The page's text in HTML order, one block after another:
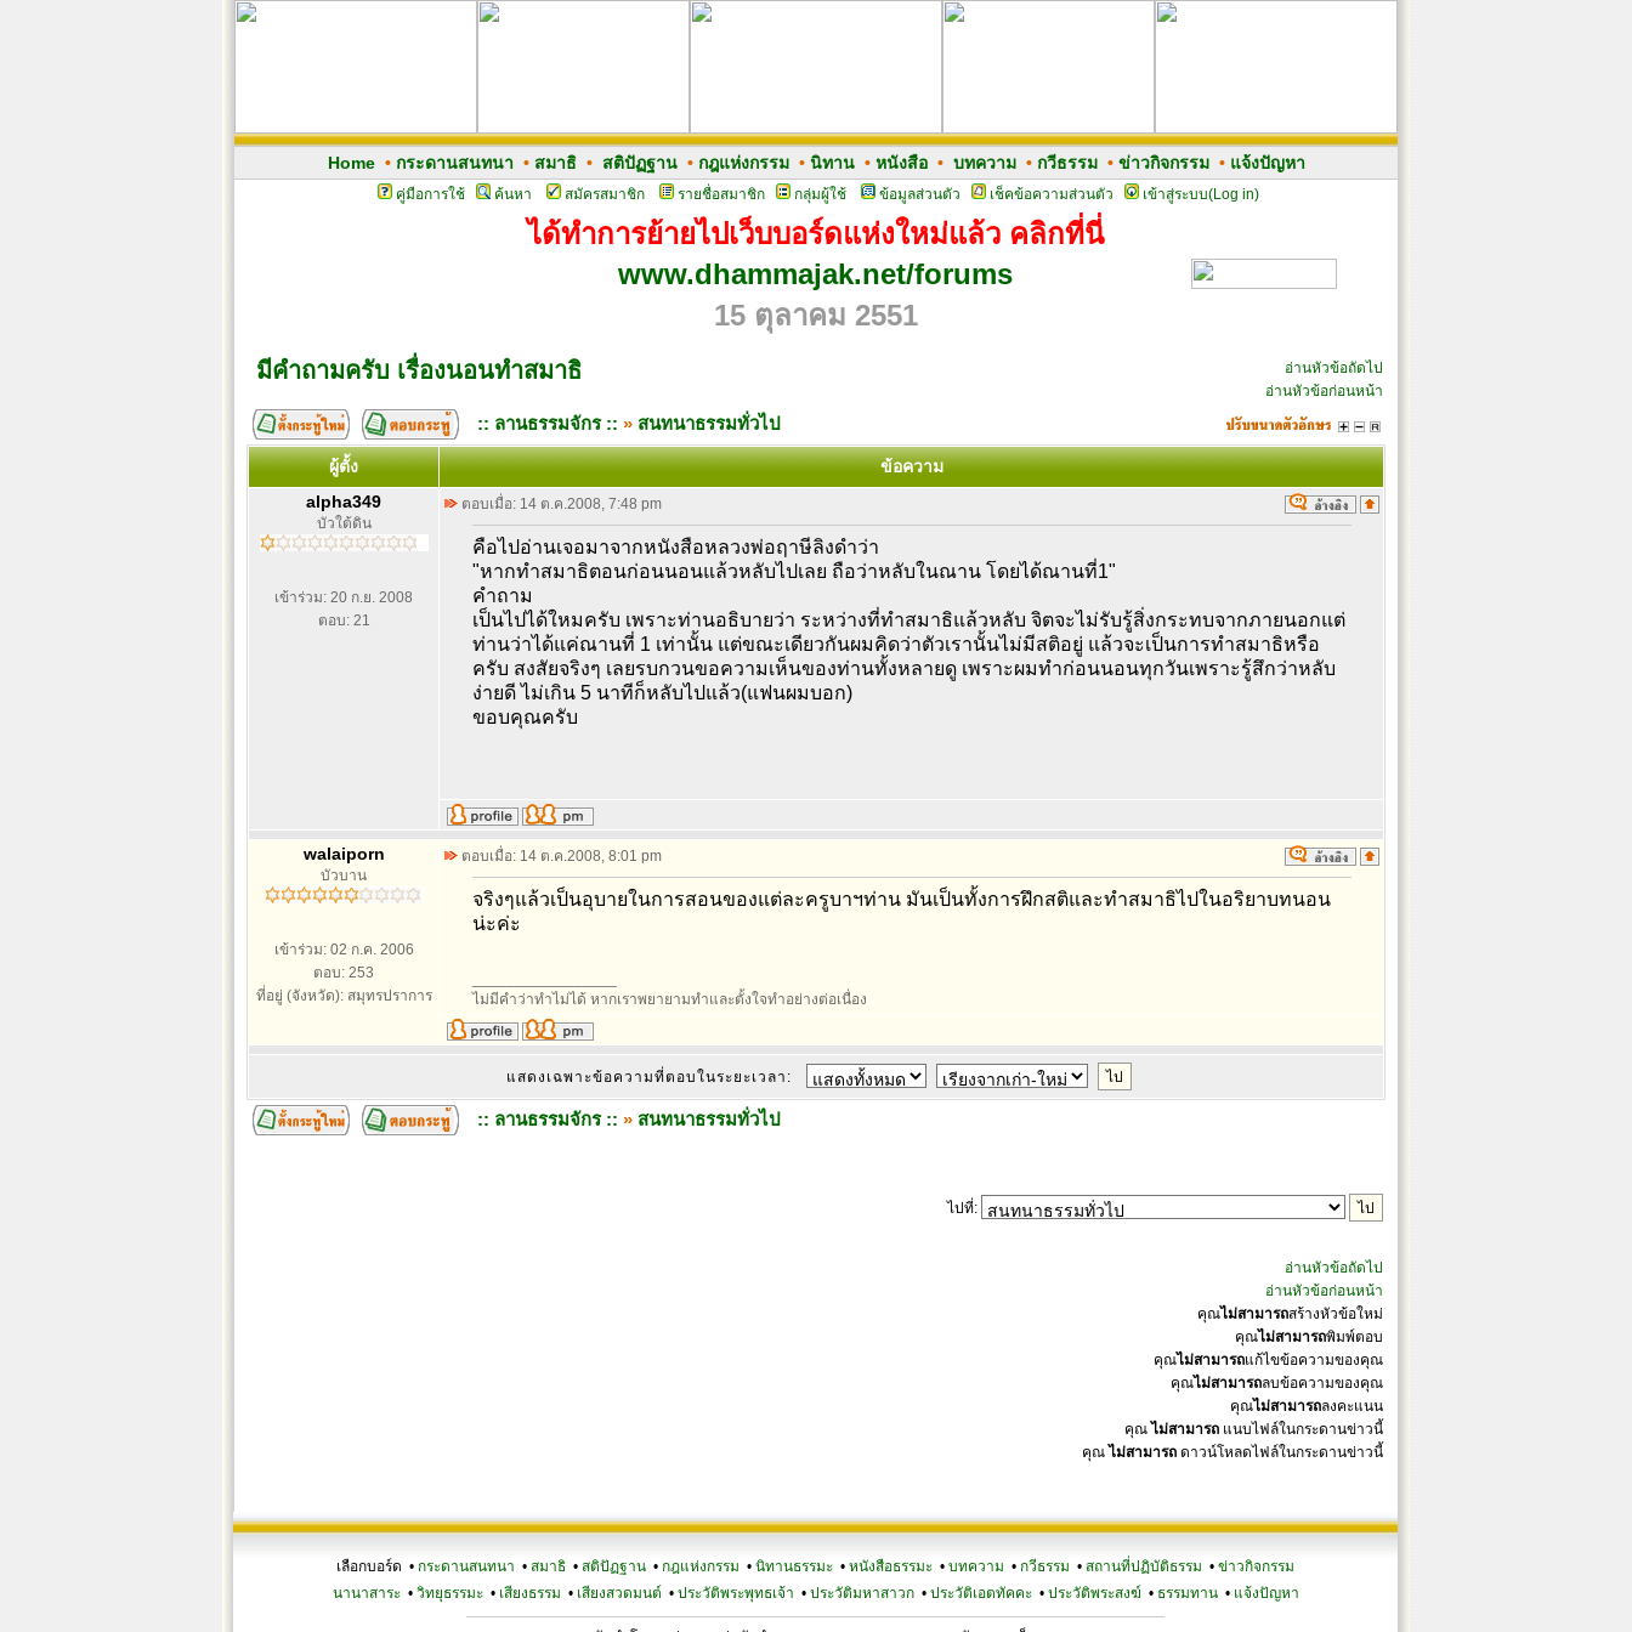
Home• กระดานสนทนา • สมาธิ• สติปัฏฐาน• กฎแห่งกรรม• นิทาน• หนังสือ• บทความ• กวีธรรม• ข่าวกิจกรรม• แจ้งปัญหา
คู่มือการใช้ ค้นหา สมัครสมาชิก รายชื่อสมาชิก กลุ่มผู้ใช้ ข้อมูลส่วนตัว เช็คข้อความส่วนตัว เข้าสู่ระบบ(Log in)
ได้ทำการย้ายไปเว็บบอร์ดแห่งใหม่แล้ว คลิกที่นี่
www.dhammajak.net/forums
15 ตุลาคม 2551
มีคำถามครับ เรื่องนอนทำสมาธิ
อ่านหัวข้อถัดไป
อ่านหัวข้อก่อนหน้า
:: ลานธรรมจักร :: » สนทนาธรรมทั่วไป
ผู้ตั้ง
ข้อความ
alpha349
บัวใต้ดิน
เข้าร่วม: 20 ก.ย. 2008
ตอบ: 21
ตอบเมื่อ: 14 ต.ค.2008, 7:48 pm
คือไปอ่านเจอมาจากหนังสือหลวงพ่อฤาษีลิงดำว่า
"หากทำสมาธิตอนก่อนนอนแล้วหลับไปเลย ถือว่าหลับในณาน โดยได้ณานที่1"
คำถาม
เป็นไปได้ใหมครับ เพราะท่านอธิบายว่า ระหว่างที่ทำสมาธิแล้วหลับ จิตจะไม่รับรู้สิ่งกระทบจากภายนอกแต่
ท่านว่าได้แค่ณานที่ 1 เท่านั้น แต่ขณะเดียวกันผมคิดว่าตัวเรานั้นไม่มีสติอยู่ แล้วจะเป็นการทำสมาธิหรือ
ครับ สงสัยจริงๆ เลยรบกวนขอความเห็นของท่านทั้งหลายดู เพราะผมทำก่อนนอนทุกวันเพราะรู้สึกว่าหลับ
ง่ายดี ไม่เกิน 5 นาทีก็หลับไปแล้ว(แฟนผมบอก)
ขอบคุณครับ
walaiporn
บัวบาน
เข้าร่วม: 02 ก.ค. 2006
ตอบ: 253
ที่อยู่ (จังหวัด): สมุทรปราการ
ตอบเมื่อ: 14 ต.ค.2008, 8:01 pm
จริงๆแล้วเป็นอุบายในการสอนของแต่ละครูบาฯท่าน มันเป็นทั้งการฝึกสติและทำสมาธิไปในอริยาบทนอน
น่ะค่ะ
ไม่มีคำว่าทำไม่ได้ หากเราพยายามทำและตั้งใจทำอย่างต่อเนื่อง
แสดงเฉพาะข้อความที่ตอบในระยะเวลา:
:: ลานธรรมจักร :: » สนทนาธรรมทั่วไป
ไปที่:
อ่านหัวข้อถัดไป
อ่านหัวข้อก่อนหน้า
คุณไม่สามารถสร้างหัวข้อใหม่
คุณไม่สามารถพิมพ์ตอบ
คุณไม่สามารถแก้ไขข้อความของคุณ
คุณไม่สามารถลบข้อความของคุณ
คุณไม่สามารถลงคะแนน
คุณ ไม่สามารถ แนบไฟล์ในกระดานข่าวนี้
คุณ ไม่สามารถ ดาวน์โหลดไฟล์ในกระดานข่าวนี้
เลือกบอร์ด • กระดานสนทนา • สมาธิ • สติปัฏฐาน • กฎแห่งกรรม • นิทานธรรมะ • หนังสือธรรมะ • บทความ • กวีธรรม • สถานที่ปฏิบัติธรรม • ข่าวกิจกรรม
นานาสาระ• วิทยุธรรมะ• เสียงธรรม • เสียงสวดมนต์ • ประวัติพระพุทธเจ้า • ประวัติมหาสาวก• ประวัติเอตทัคคะ• ประวัติพระสงฆ์ • ธรรมทาน• แจ้งปัญหา